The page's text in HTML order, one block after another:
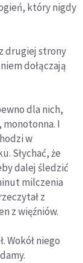
który nigdy
drugiej strony
dołączają
dla nich,
I
w
Słychać, że
dalej śledzić
milczenia
z
z więźniów.
Wokół niego